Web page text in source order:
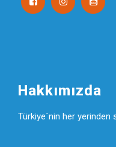
Hakkımızda
Türkiye`nin her yerinden